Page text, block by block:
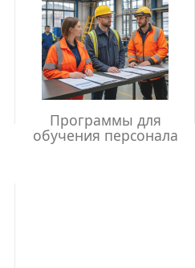
Программы для
обучения персонала